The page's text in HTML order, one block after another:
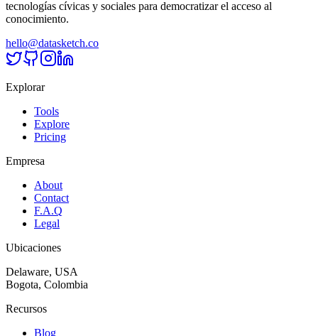
tecnologías cívicas y sociales para democratizar el acceso al
conocimiento.
hello@datasketch.co
Explorar
Tools
Explore
Pricing
Empresa
About
Contact
F.A.Q
Legal
Ubicaciones
Delaware, USA
Bogota, Colombia
Recursos
Blog